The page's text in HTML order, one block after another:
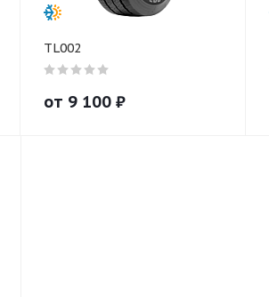
TL002
от 9 100 ₽